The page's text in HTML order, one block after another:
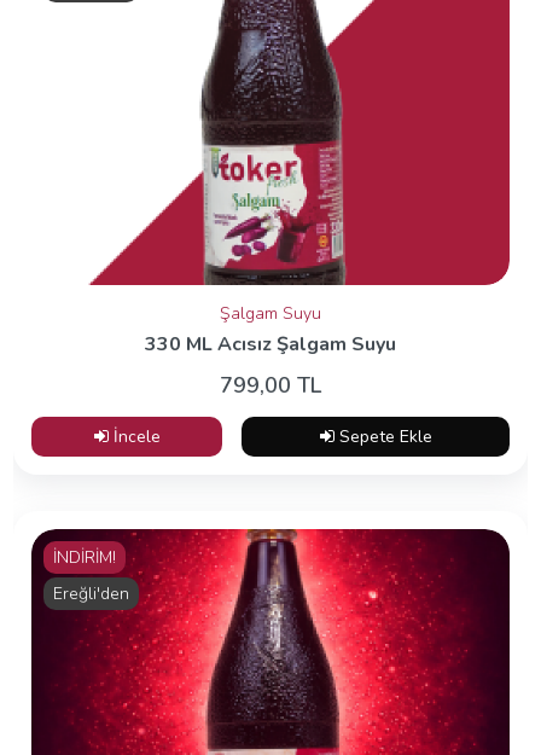
Şalgam Suyu
330 ML Acısız Şalgam Suyu
799,00 TL
İncele Sepete Ekle
İNDİRİM!
Ereğli'den